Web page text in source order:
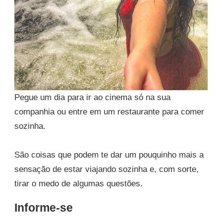
Pegue um dia para ir ao cinema só na sua
companhia ou entre em um restaurante para comer
sozinha.
São coisas que podem te dar um pouquinho mais a
sensação de estar viajando sozinha e, com sorte,
tirar o medo de algumas questões.
Informe-se